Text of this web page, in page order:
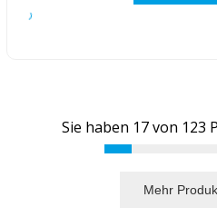
Sie haben 17von 123
Mehr